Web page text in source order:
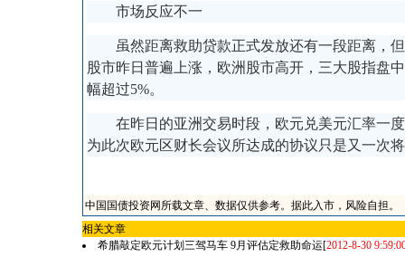
市场反应不一
虽然距离救助贷款正式发放还有一段距离，但
股市昨日普遍上涨，欧洲股市高开，三大股指盘
幅超过5%。
在昨日的亚洲交易时段，欧元兑美元汇率一度
为此次欧元区财长会议所达成的协议只是又一次
中国国债投资网所载文章、数据仅供参考。据此入市，风险自担。
相关文章
希腊敲定欧元计划三驾马车 9月评估定救助命运[2012-8-30